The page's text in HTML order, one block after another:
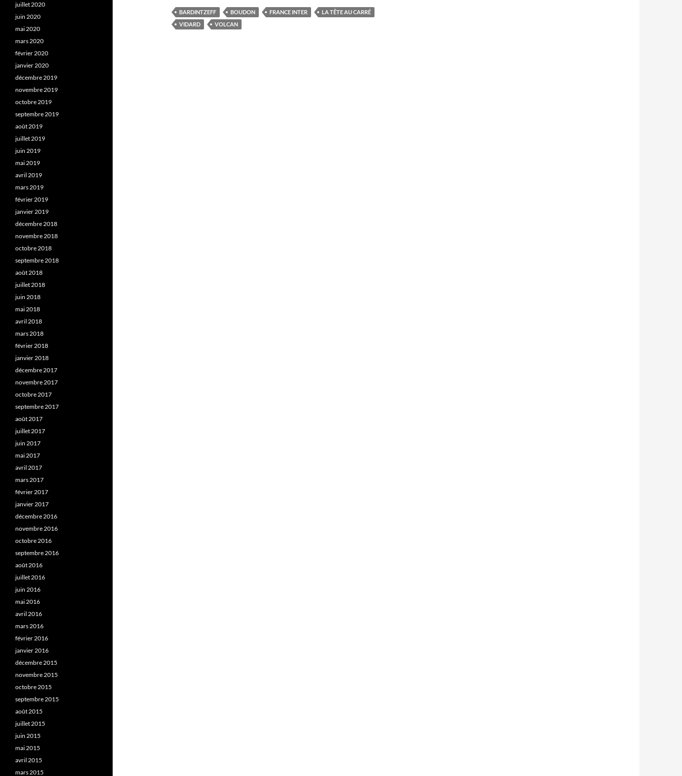
BARDINTZEFF BOUDON FRANCE INTER
LA TÊTE AU CARRÉ
VIDARD
VOLCAN
juillet 2020
juin 2020
mai 2020
mars 2020
février 2020
janvier 2020
décembre 2019
novembre 2019
octobre 2019
septembre 2019
août 2019
juillet 2019
juin 2019
mai 2019
avril 2019
mars 2019
février 2019
janvier 2019
décembre 2018
novembre 2018
octobre 2018
septembre 2018
août 2018
juillet 2018
juin 2018
mai 2018
avril 2018
mars 2018
février 2018
janvier 2018
décembre 2017
novembre 2017
octobre 2017
septembre 2017
août 2017
juillet 2017
juin 2017
mai 2017
avril 2017
mars 2017
février 2017
janvier 2017
décembre 2016
novembre 2016
octobre 2016
septembre 2016
août 2016
juillet 2016
juin 2016
mai 2016
avril 2016
mars 2016
février 2016
janvier 2016
décembre 2015
novembre 2015
octobre 2015
septembre 2015
août 2015
juillet 2015
juin 2015
mai 2015
avril 2015
mars 2015